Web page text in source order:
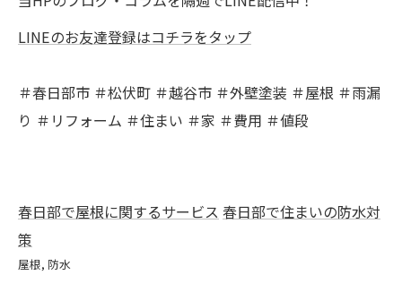
LINEのお友達登録はコチラをタップ
＃春日部市 ＃松伏町 ＃越谷市 ＃外壁塗装 ＃屋根 ＃雨漏
り ＃リフォーム ＃住まい ＃家 ＃費用 ＃値段
春日部で屋根に関するサービス 春日部で住まいの防水対
策
屋根 防水